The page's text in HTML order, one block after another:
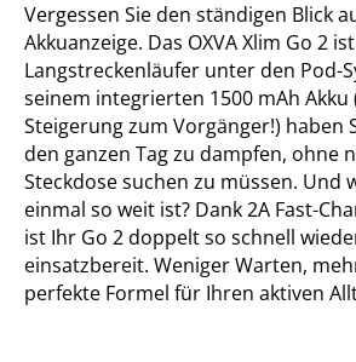
Vergessen Sie den ständigen Blick
Akkuanzeige. Das OXVA Xlim Go 2
Langstreckenläufer unter den Pod-
seinem integrierten 1500 mAh
Steigerung zum Vorgänger!) haben
den ganzen Tag zu dampfen, ohne
Steckdose suchen zu müssen. Und
einmal so weit ist? Dank 2A Fast-
ist Ihr Go 2 doppelt so schnell
einsatzbereit. Weniger Warten,
perfekte Formel für Ihren aktiven